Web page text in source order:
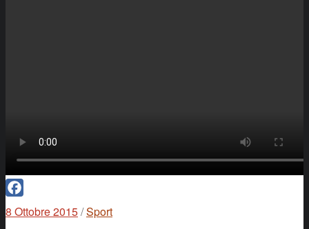
Facebook
8 Ottobre 2015/Sport